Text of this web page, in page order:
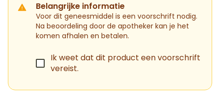
Belangrijke informatie
Voor dit geneesmiddel is een voorschrift nodig.
Na beoordeling door de apotheker kan je het
komen afhalen en betalen.
Ik weet dat dit product een voorschrift
vereist.